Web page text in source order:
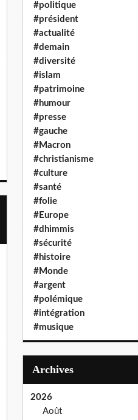
#politique
#président
#actualité
#demain
#diversité
#islam
#patrimoine
#humour
#presse
#gauche
#Macron
#christianisme
#culture
#santé
#folie
#Europe
#dhimmis
#sécurité
#histoire
#Monde
#argent
#polémique
#intégration
#musique
Archives
2026
Août